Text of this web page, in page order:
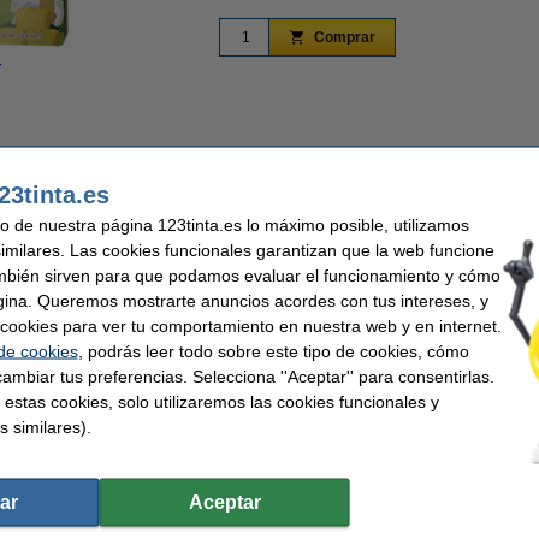
Comprar
Comercio Online 2025 y 2026 Rápido y barato Premio Mejor Atención al
vez con el boli mágico de agua. Ilustraciones reutilizables y juegos
y troquelado, con espiral para mayor comodidad.
con agua, para colorear sin límites.
juegos para una experiencia completa.
y otra vez sin preocuparte por gastar tinta!
de nuestra página 123tinta.es lo máximo posible, utilizamos
Las cookies funcionales garantizan que la web funcione
sirven para que podamos evaluar el funcionamiento y cómo
Queremos mostrarte anuncios acordes con tus intereses, y
para ver tu comportamiento en nuestra web y en internet.
cookies, podrás leer todo sobre este tipo de cookies, cómo
tus preferencias. Selecciona ''Aceptar'' para consentirlas.
cookies, solo utilizaremos las cookies funcionales y
similares).
Aceptar